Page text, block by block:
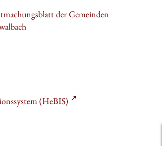
der Gemeinden
(HeBIS)